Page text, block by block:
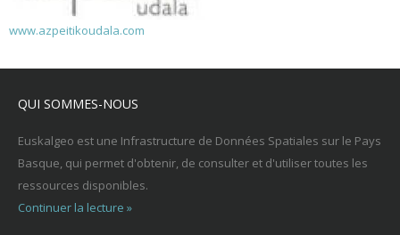
www.azpeitikoudala.com
QUI SOMMES-NOUS
Euskalgeo est une Infrastructure de Données Spatiales sur le Pays
Basque, qui permet d'obtenir, de consulter et d'utiliser toutes les
ressources disponibles.
Continuer la lecture »